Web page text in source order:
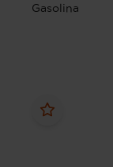
Gasolina